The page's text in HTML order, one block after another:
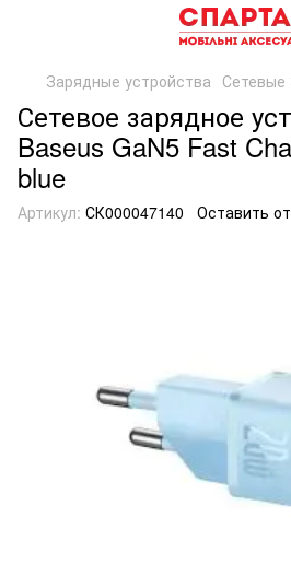
Зарядные устройства Сетевые
Сетевое зарядное
Baseus GaN5 Fast
blue
Артикул: СК000047140 Оставить